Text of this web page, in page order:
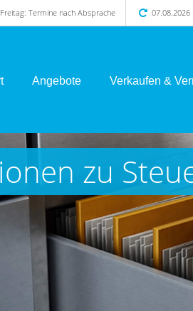
Termine nach Absprache 07.08.2026
Angebote Verkaufen &
zu